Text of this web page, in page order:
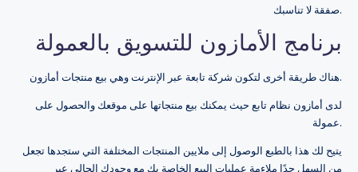
صفقة لا تناسبك.
برنامج الأمازون للتسويق بالعمولة
هناك طريقة أخرى لتكون شركة تابعة عبر الإنترنت وهي بيع منتجات أمازون.
لدى أمازون نظام تابع حيث يمكنك بيع منتجاتها على موقعك والحصول على
عمولة.
يتيح لك هذا بالطبع الوصول إلى ملايين المنتجات المختلفة التي ستجدها تجعل
من السهل جدًا ملاءمة عمليات البيع الخاصة بك مع وجودك الحالي عبر